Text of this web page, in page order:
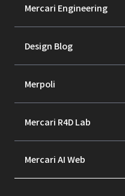
Mercari Engineering
Design Blog
Merpoli
Mercari R4D Lab
Mercari AI Web